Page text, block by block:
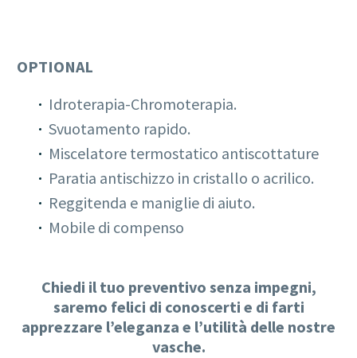
OPTIONAL
Idroterapia-Chromoterapia.
Svuotamento rapido.
Miscelatore termostatico antiscottature
Paratia antischizzo in cristallo o acrilico.
Reggitenda e maniglie di aiuto.
Mobile di compenso
Chiedi il tuo preventivo senza impegni,
saremo felici di conoscerti e di farti
apprezzare l’eleganza e l’utilità delle nostre
vasche.